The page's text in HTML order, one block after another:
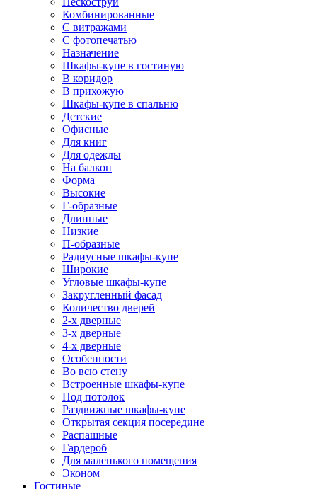
Комбинированные
С витражами
С фотопечатью
Назначение
Шкафы-купе в гостиную
В коридор
В прихожую
Шкафы-купе в спальню
Детские
Офисные
Для книг
Для одежды
На балкон
Форма
Высокие
Г-образные
Длинные
Низкие
П-образные
Радиусные шкафы-купе
Широкие
Угловые шкафы-купе
Закругленный фасад
Количество дверей
2-х дверные
3-х дверные
4-х дверные
Особенности
Во всю стену
Встроенные шкафы-купе
Под потолок
Раздвижные шкафы-купе
Открытая секция посередине
Распашные
Гардероб
Для маленького помещения
Эконом
Гостиные